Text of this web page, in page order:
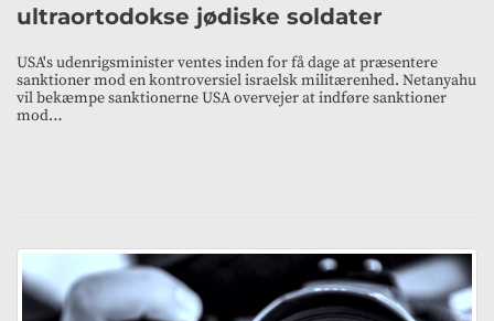
ultraortodokse jødiske soldater
USA's udenrigsminister ventes inden for få dage at præsentere
sanktioner mod en kontroversiel israelsk militærenhed. Netanyahu
vil bekæmpe sanktionerne USA overvejer at indføre sanktioner
mod…